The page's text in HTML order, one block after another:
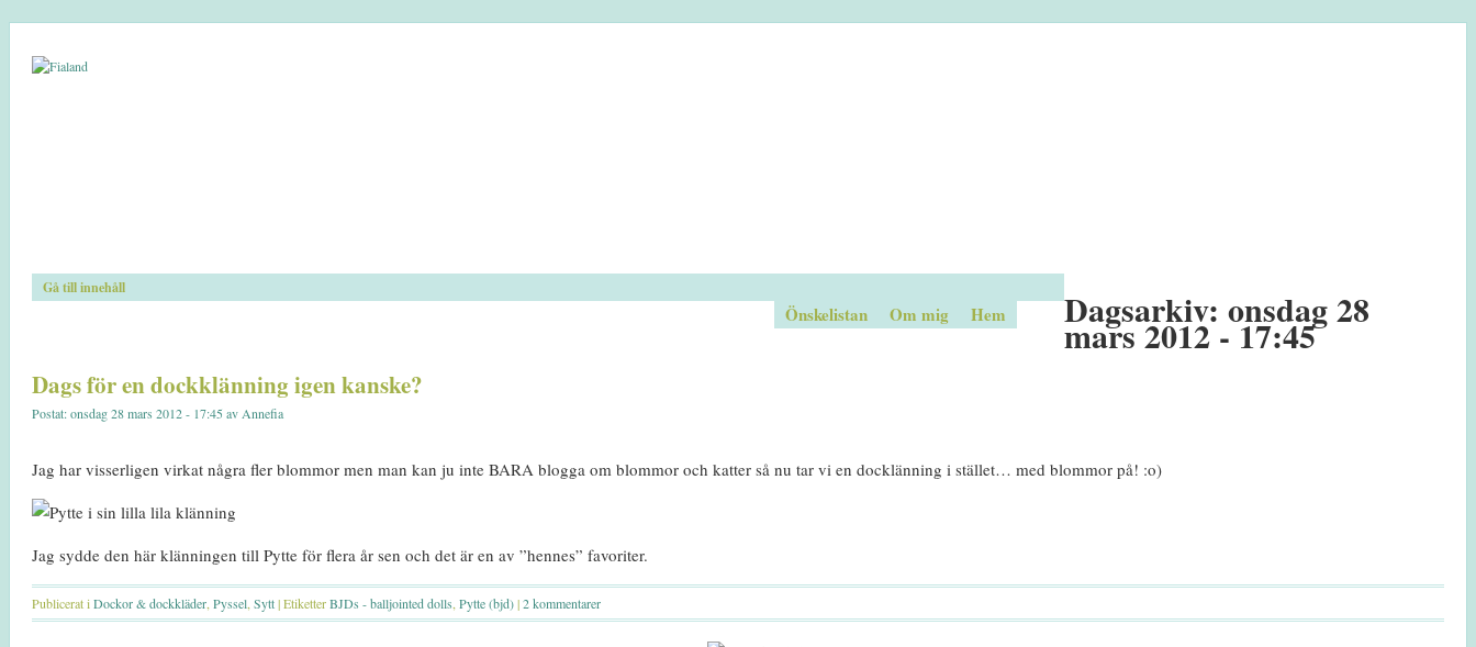
Gå till innehåll
Hem
Om mig
Önskelistan Dagsarkiv: onsdag 28
mars 2012 - 17:45
Dags för en dockklänning igen kanske?
Postat: onsdag 28 mars 2012 - 17:45 av Annefia
Jag har visserligen virkat några fler blommor men man kan ju inte BARA blogga om blommor och katter så nu tar vi en docklänning i stället… med blommor på! :o)
Jag sydde den här klänningen till Pytte för flera år sen och det är en av ”hennes” favoriter.
Publicerat iDockor & dockkläder Pyssel Sytt|EtiketterBJDs - balljointed dolls Pytte (bjd)|2 kommentarer